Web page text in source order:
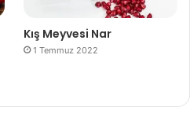
Kış Meyvesi Nar
1 Temmuz 2022